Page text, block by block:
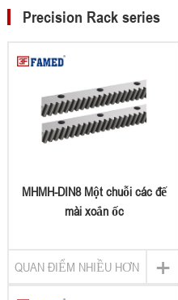
Precision Rack series
MHMH-DIN8 Một chuỗi các đế
mài xoắn ốc
+
QUAN ĐIỂM NHIỀU HƠN